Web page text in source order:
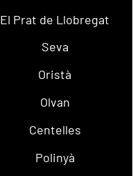
El Prat de Llobregat
Seva
Oristà
Olvan
Centelles
Polinyà